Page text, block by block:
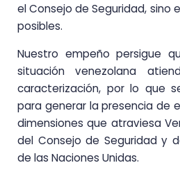
el Consejo de Seguridad, sino
posibles.
Nuestro empeño persigue
situación venezolana
caracterización, por lo que
para generar la presencia de
dimensiones que atraviesa
del Consejo de Seguridad y
de las Naciones Unidas.